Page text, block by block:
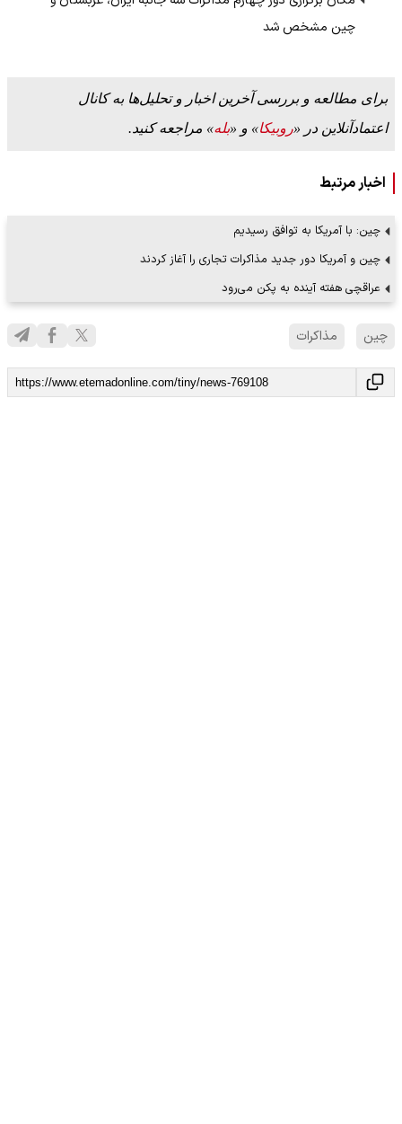
چین مشخص شد
برای مطالعه و بررسی آخرین اخبار و تحلیل‌ها به کانال
اعتمادآنلاین در «روبیکا» و «بله» مراجعه کنید.
اخبار مرتبط
چین: با آمریکا به توافق رسیدیم
چین و آمریکا دور جدید مذاکرات تجاری را آغاز کردند
عراقچی هفته آینده به پکن می‌رود
چین مذاکرات